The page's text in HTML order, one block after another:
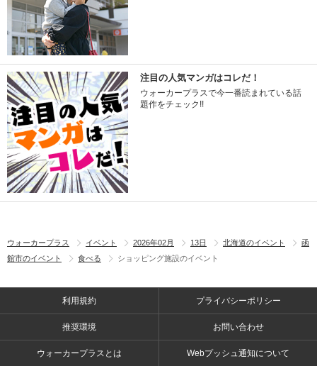
注目の人気マンガはコレだ！
ウォーカープラスで今一番読まれている話
題作をチェック!!
ウォーカープラス イベント 2026年02月 13日 北海道のイベント
函
館市のイベント
食べる ショッピング施設のイベント
利用規約 プライバシーポリシー
推奨環境 お問い合わせ
ウォーカープラスとは Webプッシュ通知について